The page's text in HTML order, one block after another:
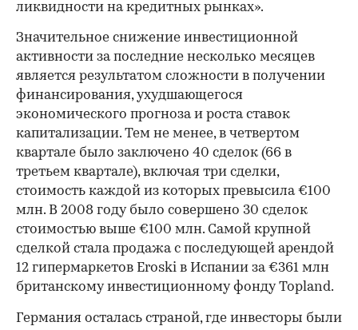
ликвидности на кредитных рынках».
Значительное снижение инвестиционной
активности за последние несколько месяцев
является результатом сложности в получении
финансирования, ухудшающегося
экономического прогноза и роста ставок
капитализации. Тем не менее, в четвертом
квартале было заключено 40 сделок (66 в
третьем квартале), включая три сделки,
стоимость каждой из которых превысила €100
млн. В 2008 году было совершено 30 сделок
стоимостью выше €100 млн. Самой крупной
сделкой стала продажа с последующей арендой
12 гипермаркетов Eroski в Испании за €361 млн
британскому инвестиционному фонду Topland.
Германия осталась страной, где инвесторы были